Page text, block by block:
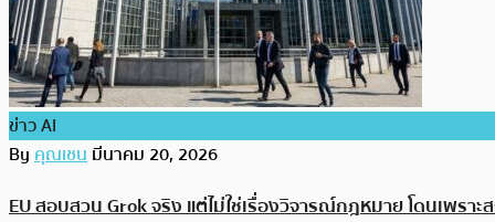
ข่าว AI
Byคุณเชนมีนาคม 20, 2026
EU สอบสวน Grok จริง แต่ไม่ใช่เรื่องวิจารณ์กฎหมาย โดนเพร